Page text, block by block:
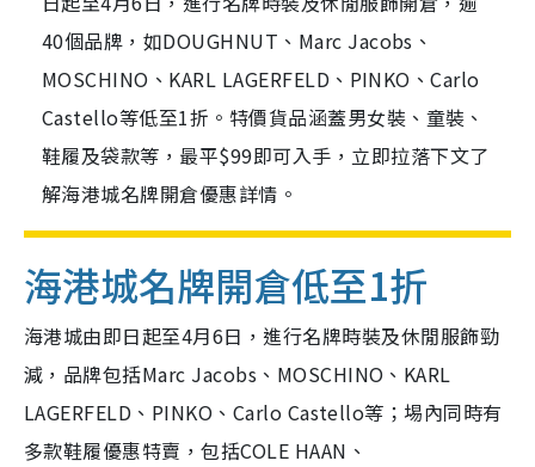
40個品牌，如DOUGHNUT、Marc Jacobs、
MOSCHINO、KARL LAGERFELD、PINKO、Carlo
Castello等低至1折。特價貨品涵蓋男女裝、童裝、
鞋履及袋款等，最平$99即可入手，立即拉落下文了
解海港城名牌開倉優惠詳情。
海港城名牌開倉低至1折
海港城由即日起至4月6日，進行名牌時裝及休閒服飾勁
減，品牌包括Marc Jacobs、MOSCHINO、KARL
LAGERFELD、PINKO、Carlo Castello等；埸內同時有
多款鞋履優惠特賣，包括COLE HAAN、